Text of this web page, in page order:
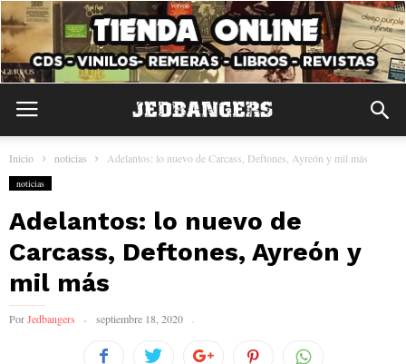
Inicio noticias Adelantos: lo nuevo de Carcass, Deftones, Ayreón y mil más
noticias
Adelantos: lo nuevo de
Carcass, Deftones, Ayreón y
mil más
PorJedbangers septiembre 18, 2020